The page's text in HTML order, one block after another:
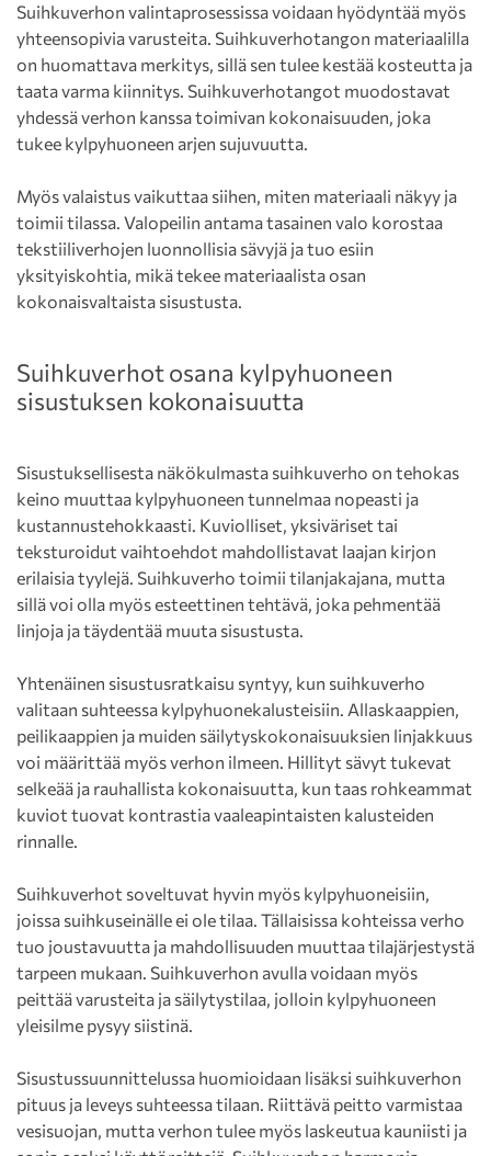
Suihkuverhon valintaprosessissa voidaan hyödyntää myös
yhteensopivia varusteita. Suihkuverhotangon materiaalilla
on huomattava merkitys, sillä sen tulee kestää kosteutta ja
taata varma kiinnitys. Suihkuverhotangot muodostavat
yhdessä verhon kanssa toimivan kokonaisuuden, joka
tukee kylpyhuoneen arjen sujuvuutta.
Myös valaistus vaikuttaa siihen, miten materiaali näkyy ja
toimii tilassa. Valopeilin antama tasainen valo korostaa
tekstiiliverhojen luonnollisia sävyjä ja tuo esiin
yksityiskohtia, mikä tekee materiaalista osan
kokonaisvaltaista sisustusta.
Suihkuverhot osana kylpyhuoneen
sisustuksen kokonaisuutta
Sisustuksellisesta näkökulmasta suihkuverho on tehokas
keino muuttaa kylpyhuoneen tunnelmaa nopeasti ja
kustannustehokkaasti. Kuviolliset, yksiväriset tai
teksturoidut vaihtoehdot mahdollistavat laajan kirjon
erilaisia tyylejä. Suihkuverho toimii tilanjakajana, mutta
sillä voi olla myös esteettinen tehtävä, joka pehmentää
linjoja ja täydentää muuta sisustusta.
Yhtenäinen sisustusratkaisu syntyy, kun suihkuverho
valitaan suhteessa kylpyhuonekalusteisiin. Allaskaappien,
peilikaappien ja muiden säilytyskokonaisuuksien linjakkuus
voi määrittää myös verhon ilmeen. Hillityt sävyt tukevat
selkeää ja rauhallista kokonaisuutta, kun taas rohkeammat
kuviot tuovat kontrastia vaaleapintaisten kalusteiden
rinnalle.
Suihkuverhot soveltuvat hyvin myös kylpyhuoneisiin,
joissa suihkuseinälle ei ole tilaa. Tällaisissa kohteissa verho
tuo joustavuutta ja mahdollisuuden muuttaa tilajärjestystä
tarpeen mukaan. Suihkuverhon avulla voidaan myös
peittää varusteita ja säilytystilaa, jolloin kylpyhuoneen
yleisilme pysyy siistinä.
Sisustussuunnittelussa huomioidaan lisäksi suihkuverhon
pituus ja leveys suhteessa tilaan. Riittävä peitto varmistaa
vesisuojan, mutta verhon tulee myös laskeutua kauniisti ja